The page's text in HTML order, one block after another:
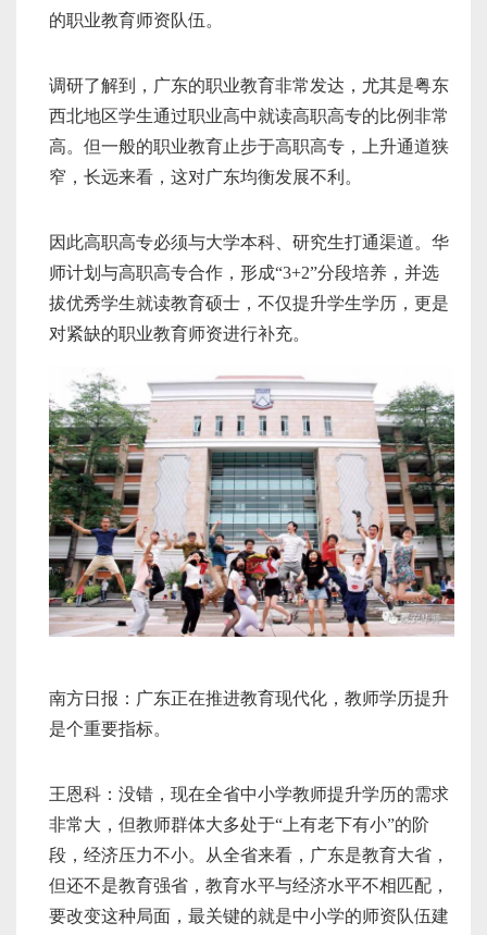
的职业教育师资队伍。
调研了解到，广东的职业教育非常发达，尤其是粤东
西北地区学生通过职业高中就读高职高专的比例非常
高。但一般的职业教育止步于高职高专，上升通道狭
窄，长远来看，这对广东均衡发展不利。
因此高职高专必须与大学本科、研究生打通渠道。华
师计划与高职高专合作，形成“3+2”分段培养，并选
拔优秀学生就读教育硕士，不仅提升学生学历，更是
对紧缺的职业教育师资进行补充。
南方日报：广东正在推进教育现代化，教师学历提升
是个重要指标。
王恩科：没错，现在全省中小学教师提升学历的需求
非常大，但教师群体大多处于“上有老下有小”的阶
段，经济压力不小。从全省来看，广东是教育大省，
但还不是教育强省，教育水平与经济水平不相匹配，
要改变这种局面，最关键的就是中小学的师资队伍建